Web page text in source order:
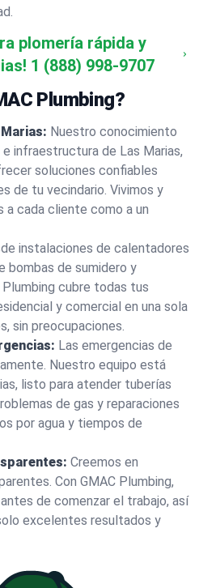
plomería rápida y
1 (888) 998-9707
Plumbing?
Nuestro conocimiento
infraestructura de Las Marias,
soluciones confiables
de tu vecindario. Vivimos y
a cada cliente como a un
instalaciones de calentadores
bombas de sumidero y
cubre todas tus
y comercial en una sola
sin preocupaciones.
Las emergencias de
Nuestro equipo está
listo para atender tuberías
de gas y reparaciones
por agua y tiempos de
Creemos en
Con GMAC Plumbing,
de comenzar el trabajo, así
excelentes resultados y